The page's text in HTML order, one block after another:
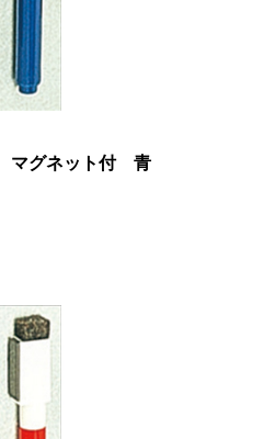
マグネット付 青